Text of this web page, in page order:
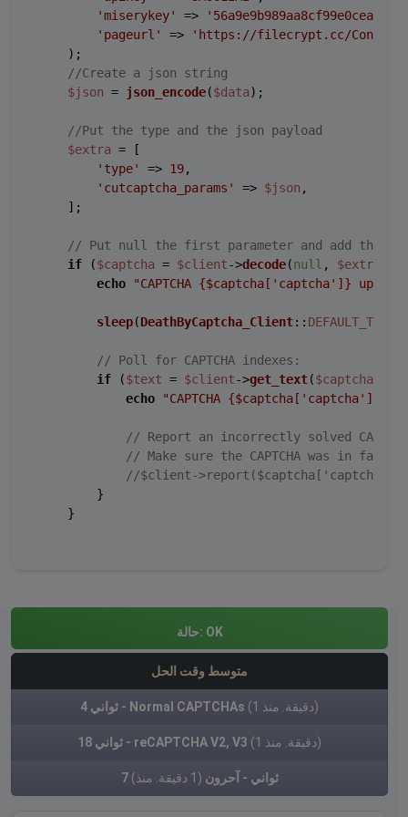
'miserykey'
=>
'pageurl'
=>
'https://filecrypt.cc/
    );
//Create a json string
$json = json_encode($data);
//Put the type and the json payload
$extra = [
'type'
=> 19,
'cutcaptcha_params'
=> $json ,
    ];
// Put null the first parameter and add the
if ($captcha = $client->decode(null , $extra
echo
"CAPTCHA {$captcha['captcha']}
sleep(DeathByCaptcha_Client::
// Poll for CAPTCHA indexes:
if ($text = $client->get_text($captcha
echo
"CAPTCHA {$captcha['captcha']}
// Report an incorrectly solved
// Make sure the CAPTCHA was in fact
//$client-
        }
    }
حالة: OK
متوسط وقت الحل
4 ثواني - Normal CAPTCHAs (1 دقيقة. منذ)
18 ثواني - reCAPTCHA V2, V3 (1 دقيقة. منذ)
7 ثواني - آحرون (1 دقيقة. منذ)